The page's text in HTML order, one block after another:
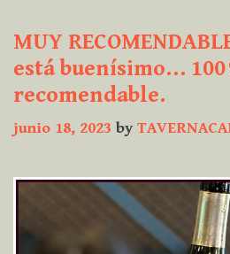
MUY
está buenísimo… 100
recomendable.
junio 18, 2023 by